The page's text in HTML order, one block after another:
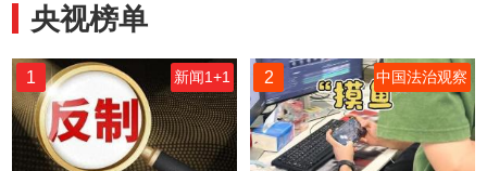
央视榜单
1 新闻1+1 2 中国法治观察